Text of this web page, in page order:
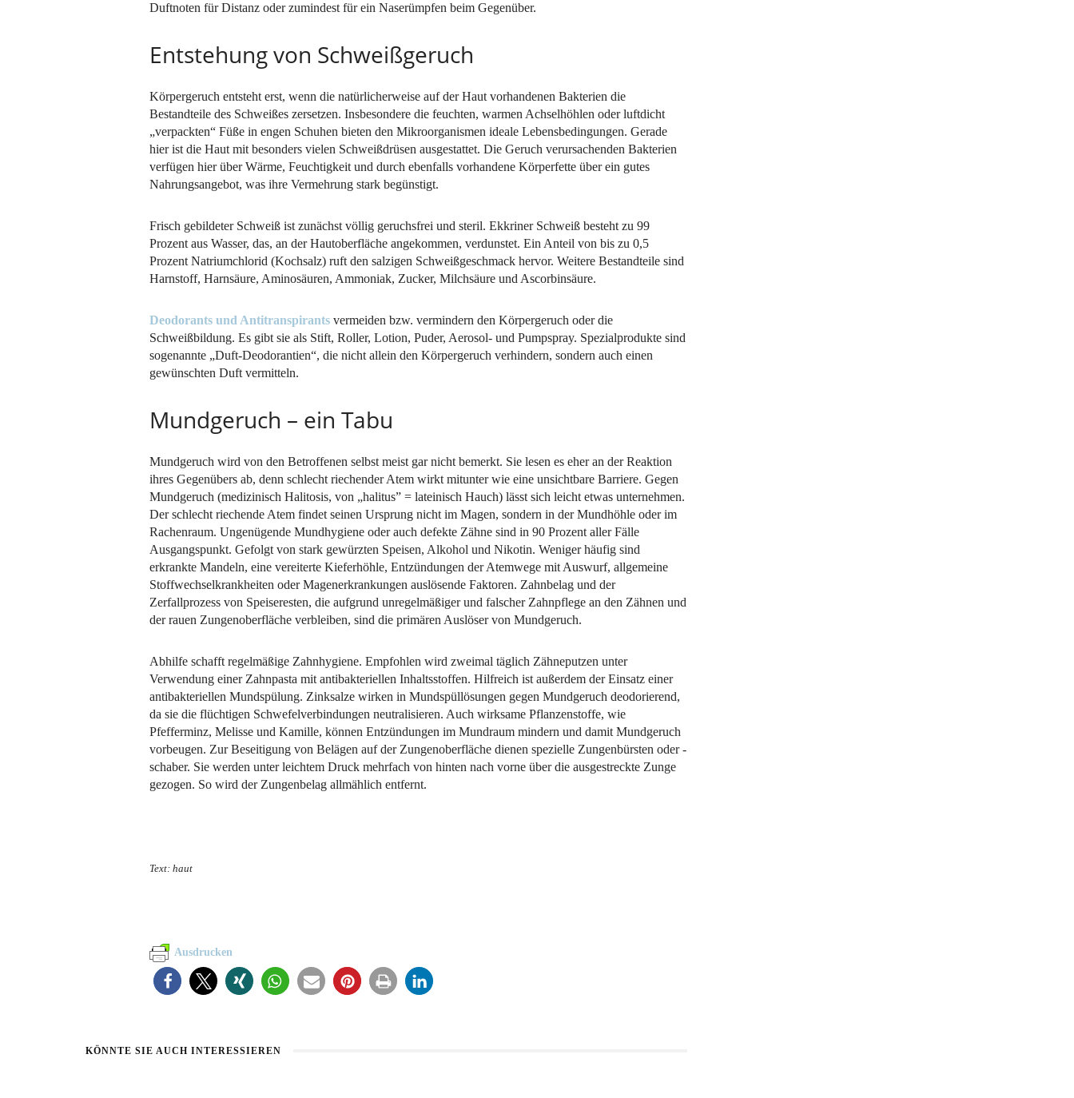
Duftnoten für Distanz oder zumindest für ein Naserümpfen beim Gegenüber.
Entstehung von Schweißgeruch
Körpergeruch entsteht erst, wenn die natürlicherweise auf der Haut vorhandenen Bakterien die
Bestandteile des Schweißes zersetzen. Insbesondere die feuchten, warmen Achselhöhlen oder luftdicht
„verpackten“ Füße in engen Schuhen bieten den Mikroorganismen ideale Lebensbedingungen. Gerade
hier ist die Haut mit besonders vielen Schweißdrüsen ausgestattet. Die Geruch verursachenden Bakterien
verfügen hier über Wärme, Feuchtigkeit und durch ebenfalls vorhandene Körperfette über ein gutes
Nahrungsangebot, was ihre Vermehrung stark begünstigt.
Frisch gebildeter Schweiß ist zunächst völlig geruchsfrei und steril. Ekkriner Schweiß besteht zu 99
Prozent aus Wasser, das, an der Hautoberfläche angekommen, verdunstet. Ein Anteil von bis zu 0,5
Prozent Natriumchlorid (Kochsalz) ruft den salzigen Schweißgeschmack hervor. Weitere Bestandteile sind
Harnstoff, Harnsäure, Aminosäuren, Ammoniak, Zucker, Milchsäure und Ascorbinsäure.
Deodorants und Antitranspirants vermeiden bzw. vermindern den Körpergeruch oder die
Schweißbildung. Es gibt sie als Stift, Roller, Lotion, Puder, Aerosol- und Pumpspray. Spezialprodukte sind
sogenannte „Duft-Deodorantien“, die nicht allein den Körpergeruch verhindern, sondern auch einen
gewünschten Duft vermitteln.
Mundgeruch – ein Tabu
Mundgeruch wird von den Betroffenen selbst meist gar nicht bemerkt. Sie lesen es eher an der Reaktion
ihres Gegenübers ab, denn schlecht riechender Atem wirkt mitunter wie eine unsichtbare Barriere. Gegen
Mundgeruch (medizinisch Halitosis, von „halitus” = lateinisch Hauch) lässt sich leicht etwas unternehmen.
Der schlecht riechende Atem findet seinen Ursprung nicht im Magen, sondern in der Mundhöhle oder im
Rachenraum. Ungenügende Mundhygiene oder auch defekte Zähne sind in 90 Prozent aller Fälle
Ausgangspunkt. Gefolgt von stark gewürzten Speisen, Alkohol und Nikotin. Weniger häufig sind
erkrankte Mandeln, eine vereiterte Kieferhöhle, Entzündungen der Atemwege mit Auswurf, allgemeine
Stoffwechselkrankheiten oder Magenerkrankungen auslösende Faktoren. Zahnbelag und der
Zerfallprozess von Speiseresten, die aufgrund unregelmäßiger und falscher Zahnpflege an den Zähnen und
der rauen Zungenoberfläche verbleiben, sind die primären Auslöser von Mundgeruch.
Abhilfe schafft regelmäßige Zahnhygiene. Empfohlen wird zweimal täglich Zähneputzen unter
Verwendung einer Zahnpasta mit antibakteriellen Inhaltsstoffen. Hilfreich ist außerdem der Einsatz einer
antibakteriellen Mundspülung. Zinksalze wirken in Mundspüllösungen gegen Mundgeruch deodorierend,
da sie die flüchtigen Schwefelverbindungen neutralisieren. Auch wirksame Pflanzenstoffe, wie
Pfefferminz, Melisse und Kamille, können Entzündungen im Mundraum mindern und damit Mundgeruch
vorbeugen. Zur Beseitigung von Belägen auf der Zungenoberfläche dienen spezielle Zungenbürsten oder -
schaber. Sie werden unter leichtem Druck mehrfach von hinten nach vorne über die ausgestreckte Zunge
gezogen. So wird der Zungenbelag allmählich entfernt.
Text: haut
Ausdrucken
KÖNNTE SIE AUCH INTERESSIEREN